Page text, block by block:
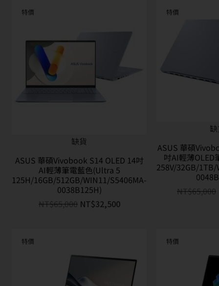
特價
缺貨
ASUS 華碩Vivobook S14 OLED 14吋
AI輕薄筆電藍色(Ultra 5
125H/16GB/512GB/WIN11/S5406MA-
0038B125H)
NT$65,000 NT$32,500
特價
ASUS 華碩
吋AI輕薄
258V/32GB/
NT$65,000
特價 特價